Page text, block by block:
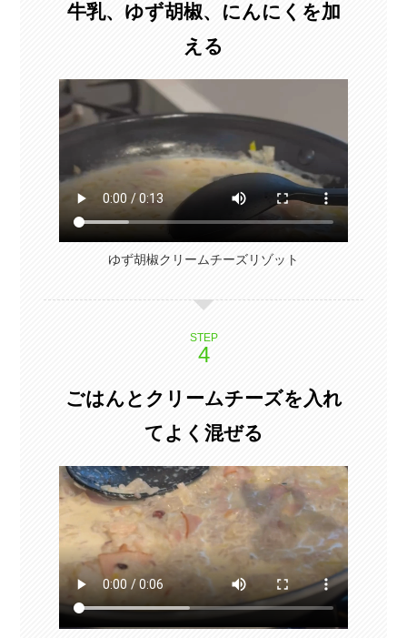
牛乳、ゆず胡椒、にんにくを加
える
ゆず胡椒クリームチーズリゾット
STEP
ごはんとクリームチーズを入れ
てよく混ぜる